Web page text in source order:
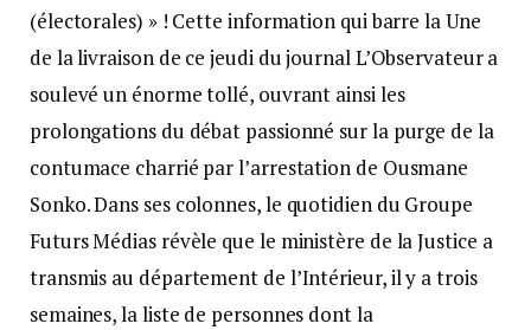
(électorales) » ! Cette information qui barre la Une
de la livraison de ce jeudi du journal L’Observateur a
soulevé un énorme tollé, ouvrant ainsi les
prolongations du débat passionné sur la purge de la
contumace charrié par l’arrestation de Ousmane
Sonko. Dans ses colonnes, le quotidien du Groupe
Futurs Médias révèle que le ministère de la Justice a
transmis au département de l’Intérieur, il y a trois
semaines, la liste de personnes dont la